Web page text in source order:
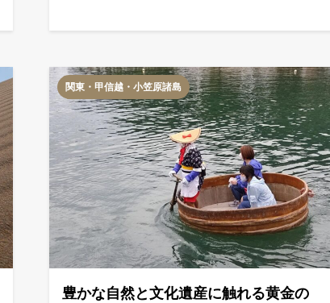
関東・甲信越・小笠原諸島
豊かな自然と文化遺産に触れる黄金の